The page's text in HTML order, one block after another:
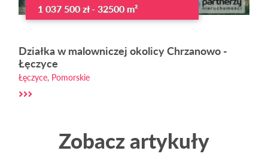
1 037 500 zł - 32500 m²
Działka w malowniczej okolicy Chrzanowo -
Łęczyce
Łęczyce, Pomorskie
Zobacz artykuły